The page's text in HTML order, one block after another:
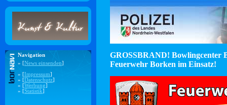
Navigation
» [News einsenden]
» [Impressum]
» [Datenschutz]
» [Werbung]
» [Statistik]
GROSSBRAND! Bowlingcenter
Feuerwehr Borken im Einsatz!